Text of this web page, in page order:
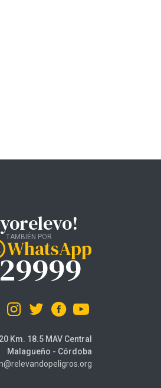
TAMBIÉN POR
WhatsApp
Km. 18.5 MAV Central
Malagueño - Córdoba